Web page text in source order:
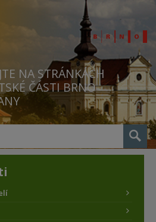
NA STRÁNKÁCH
ČÁSTI BRNO